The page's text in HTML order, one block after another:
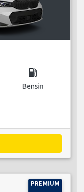
local_gas_station
Bensin
PREMIUM